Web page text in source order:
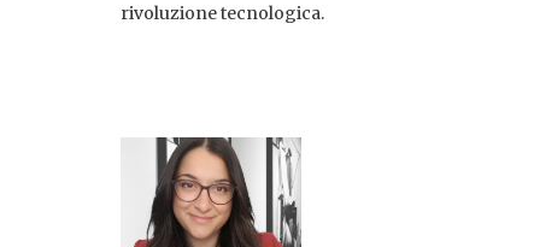
rivoluzione tecnologica.